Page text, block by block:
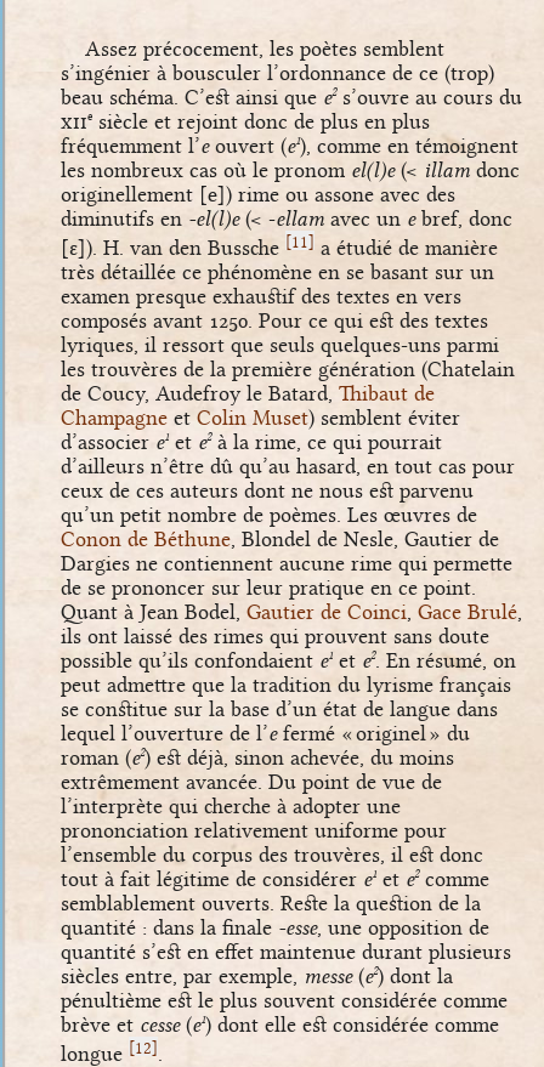
Assez précocement, les poètes semblent
s’ingénier à bousculer l’ordonnance de ce (trop)
beau schéma. C’est ainsi que e2s’ouvre au cours du
xiie siècle et rejoint donc de plus en plus
fréquemment l’eouvert (e1), comme en témoignent
les nombreux cas où le pronom el(l)e(< illam donc
originellement [e]) rime ou assone avec des
diminutifs en -el(l)e(< -ellam avec un ebref, donc
[ɛ]). H. van den Bussche [11] a étudié de manière
très détaillée ce phénomène en se basant sur un
examen presque exhaustif des textes en vers
composés avant 1250. Pour ce qui est des textes
lyriques, il ressort que seuls quelques-uns parmi
les trouvères de la première génération (Chatelain
de Coucy, Audefroy le Batard, Thibaut de
Champagne et Colin Muset) semblent éviter
d’associer e1 et e2à la rime, ce qui pourrait
d’ailleurs n’être dû qu’au hasard, en tout cas pour
ceux de ces auteurs dont ne nous est parvenu
qu’un petit nombre de poèmes. Les œuvres de
Conon de Béthune, Blondel de Nesle, Gautier de
Dargies ne contiennent aucune rime qui permette
de se prononcer sur leur pratique en ce point.
Quant à Jean Bodel, Gautier de Coinci, Gace Brulé,
ils ont laissé des rimes qui prouvent sans doute
possible qu’ils confondaient e1 et e2. En résumé, on
peut admettre que la tradition du lyrisme français
se constitue sur la base d’un état de langue dans
lequel l’ouverture de l’efermé « originel » du
roman (e2) est déjà, sinon achevée, du moins
extrêmement avancée. Du point de vue de
l’interprète qui cherche à adopter une
prononciation relativement uniforme pour
l’ensemble du corpus des trouvères, il est donc
tout à fait légitime de considérer e1 et e2comme
semblablement ouverts. Reste la question de la
quantité : dans la finale -esse, une opposition de
quantité s’est en effet maintenue durant plusieurs
siècles entre, par exemple, messe(e2) dont la
pénultième est le plus souvent considérée comme
brève et cesse(e1) dont elle est considérée comme
longue [12]